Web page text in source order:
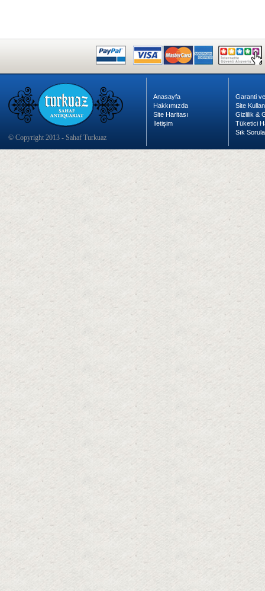
© Copyright 2013 - Sahaf Turkuaz
Anasayfa
Hakkımızda
Site Haritası
İletişim
Garanti
Site
Gizlilik &
Tüketici
Sık